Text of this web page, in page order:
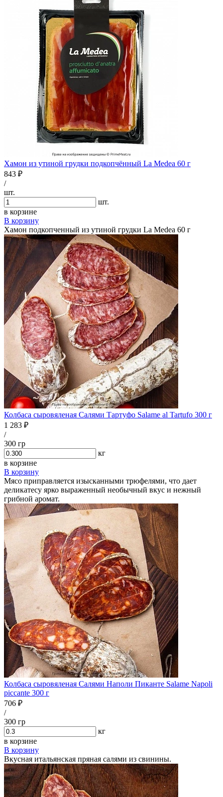
Хамон из утиной грудки подкопчённый La Medea 60 г
843 ₽
/
шт.
шт.
в корзине
В корзину
Хамон подкопченный из утиной грудки La Medea 60 г
Колбаса сыровяленая Салями Тартуфо Salame al Tartufo 300 г
1 283 ₽
/
300 гр
кг
в корзине
В корзину
Мясо приправляется изысканными трюфелями, что дает
деликатесу ярко выраженный необычный вкус и нежный
грибной аромат.
Колбаса сыровяленая Салями Наполи Пиканте Salame Napoli
piccante 300 г
706 ₽
/
300 гр
кг
в корзине
В корзину
Вкусная итальянская пряная салями из свинины.